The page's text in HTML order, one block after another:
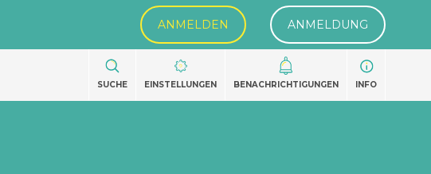
ANMELDEN ANMELDUNG
SUCHE EINSTELLUNGEN BENACHRICHTIGUNGEN INFO